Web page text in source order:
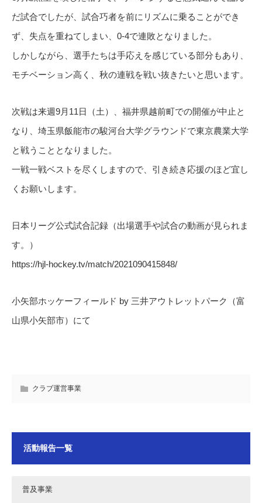
だ試合でしたが、試合巧者を前にリズムに乗ることができ
ず、失点を重ねてしまい、0-4で連敗となりました。
しかしながら、選手たちは手応えを感じている部分もあり、
モチベーション高く、秋の連戦を戦い抜きたいと思います。
次戦は来週9月11日（土）、福井県越前町での開催が中止と
なり、埼玉県飯能市の駿河台大学グラウンドで東京農業大学
と戦うこととなりました。
一戦一戦ベストを尽くしますので、引き続き応援のほど宜し
くお願いします。
日本リーグ公式試合記録（出場選手や試合の動画が見られま
す。）
https://hjl-hockey.tv/match/2021090415848/
小矢部ホッケーフィールド by 三井アウトレットパーク（富
山県小矢部市）にて
クラブ運営事業
活動報告一覧
普及事業